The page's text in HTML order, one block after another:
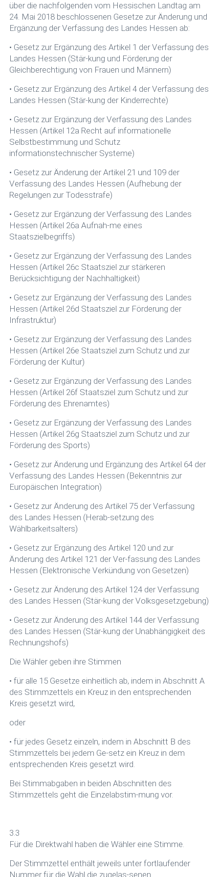
über die nachfolgenden vom Hessischen Landtag am
24. Mai 2018 beschlossenen Gesetze zur Änderung und
Ergänzung der Verfassung des Landes Hessen ab:
• Gesetz zur Ergänzung des Artikel 1 der Verfassung des
Landes Hessen (Stär-kung und Förderung der
Gleichberechtigung von Frauen und Männern)
• Gesetz zur Ergänzung des Artikel 4 der Verfassung des
Landes Hessen (Stär-kung der Kinderrechte)
• Gesetz zur Ergänzung der Verfassung des Landes
Hessen (Artikel 12a Recht auf informationelle
Selbstbestimmung und Schutz
informationstechnischer Systeme)
• Gesetz zur Änderung der Artikel 21 und 109 der
Verfassung des Landes Hessen (Aufhebung der
Regelungen zur Todesstrafe)
• Gesetz zur Ergänzung der Verfassung des Landes
Hessen (Artikel 26a Aufnah-me eines
Staatszielbegriffs)
• Gesetz zur Ergänzung der Verfassung des Landes
Hessen (Artikel 26c Staatsziel zur stärkeren
Berücksichtigung der Nachhaltigkeit)
• Gesetz zur Ergänzung der Verfassung des Landes
Hessen (Artikel 26d Staatsziel zur Förderung der
Infrastruktur)
• Gesetz zur Ergänzung der Verfassung des Landes
Hessen (Artikel 26e Staatsziel zum Schutz und zur
Förderung der Kultur)
• Gesetz zur Ergänzung der Verfassung des Landes
Hessen (Artikel 26f Staatsziel zum Schutz und zur
Förderung des Ehrenamtes)
• Gesetz zur Ergänzung der Verfassung des Landes
Hessen (Artikel 26g Staatsziel zum Schutz und zur
Förderung des Sports)
• Gesetz zur Änderung und Ergänzung des Artikel 64 der
Verfassung des Landes Hessen (Bekenntnis zur
Europäischen Integration)
• Gesetz zur Änderung des Artikel 75 der Verfassung
des Landes Hessen (Herab-setzung des
Wählbarkeitsalters)
• Gesetz zur Ergänzung des Artikel 120 und zur
Änderung des Artikel 121 der Ver-fassung des Landes
Hessen (Elektronische Verkündung von Gesetzen)
• Gesetz zur Änderung des Artikel 124 der Verfassung
des Landes Hessen (Stär-kung der Volksgesetzgebung)
• Gesetz zur Änderung des Artikel 144 der Verfassung
des Landes Hessen (Stär-kung der Unabhängigkeit des
Rechnungshofs)
Die Wähler geben ihre Stimmen
• für alle 15 Gesetze einheitlich ab, indem in Abschnitt A
des Stimmzettels ein Kreuz in den entsprechenden
Kreis gesetzt wird,
oder
• für jedes Gesetz einzeln, indem in Abschnitt B des
Stimmzettels bei jedem Ge-setz ein Kreuz in dem
entsprechenden Kreis gesetzt wird.
Bei Stimmabgaben in beiden Abschnitten des
Stimmzettels geht die Einzelabstim-mung vor.
3.3
Für die Direktwahl haben die Wähler eine Stimme.
Der Stimmzettel enthält jeweils unter fortlaufender
Nummer für die Wahl die zugelas-senen